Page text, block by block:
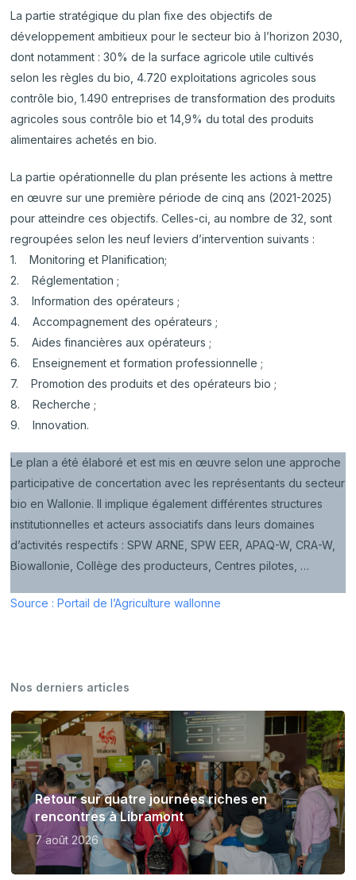
La partie stratégique du plan fixe des objectifs de
développement ambitieux pour le secteur bio à l’horizon 2030,
dont notamment : 30% de la surface agricole utile cultivés
selon les règles du bio, 4.720 exploitations agricoles sous
contrôle bio, 1.490 entreprises de transformation des produits
agricoles sous contrôle bio et 14,9% du total des produits
alimentaires achetés en bio.
La partie opérationnelle du plan présente les actions à mettre
en œuvre sur une première période de cinq ans (2021-2025)
pour atteindre ces objectifs. Celles-ci, au nombre de 32, sont
regroupées selon les neuf leviers d’intervention suivants :
1. Monitoring et Planification;
2. Réglementation ;
3. Information des opérateurs ;
4. Accompagnement des opérateurs ;
5. Aides financières aux opérateurs ;
6. Enseignement et formation professionnelle ;
7. Promotion des produits et des opérateurs bio ;
8. Recherche ;
9. Innovation.
Le plan a été élaboré et est mis en œuvre selon une approche
participative de concertation avec les représentants du secteur
bio en Wallonie. Il implique également différentes structures
institutionnelles et acteurs associatifs dans leurs domaines
d’activités respectifs : SPW ARNE, SPW EER, APAQ-W, CRA-W,
Biowallonie, Collège des producteurs, Centres pilotes, …
Source : Portail de l’Agriculture wallonne
Nos derniers articles
Retour sur quatre journées riches en
rencontres à Libramont
7 août 2026